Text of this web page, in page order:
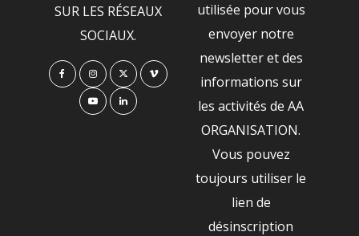
SUR LES RÉSEAUX
SOCIAUX.
utilisée pour vous
envoyer notre
newsletter et des
informations sur
les activités de AA
ORGANISATION.
Vous pouvez
toujours utiliser le
lien de
désinscription